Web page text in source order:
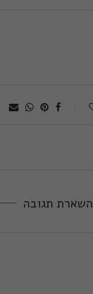
השארת תגובה